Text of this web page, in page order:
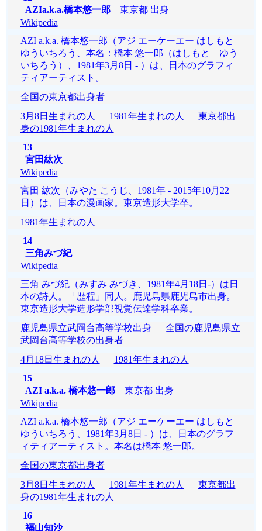
AZIa.k.a.橋本悠一郎東京都 出身
Wikipedia
AZI a.k.a. 橋本悠一郎（アジ エーケーエー はしもと
ゆういちろう、本名：橋本 悠一郎（はしもと ゆう
いちろう）、1981年3月8日 - ）は、日本のグラフィ
ティアーティスト。
全国の東京都出身者
3月8日生まれの人
1981年生まれの人
東京都出
身の1981年生まれの人
13
宮田紘次
Wikipedia
宮田 紘次（みやた こうじ、1981年 - 2015年10月22
日）は、日本の漫画家。東京造形大学卒。
1981年生まれの人
14
三角みづ紀
Wikipedia
三角 みづ紀（みすみ みづき、1981年4月18日-）は日
本の詩人。「歴程」同人。鹿児島県鹿児島市出身。
東京造形大学造形学部視覚伝達学科卒業。
鹿児島県立武岡台高等学校出身 全国の鹿児島県立
武岡台高等学校の出身者
4月18日生まれの人
1981年生まれの人
15
AZI a.k.a. 橋本悠一郎東京都 出身
Wikipedia
AZI a.k.a. 橋本悠一郎（アジ エーケーエー はしもと
ゆういちろう、1981年3月8日 - ）は、日本のグラフ
ィティアーティスト。本名は橋本 悠一郎。
全国の東京都出身者
3月8日生まれの人
1981年生まれの人
東京都出
身の1981年生まれの人
16
福山知沙